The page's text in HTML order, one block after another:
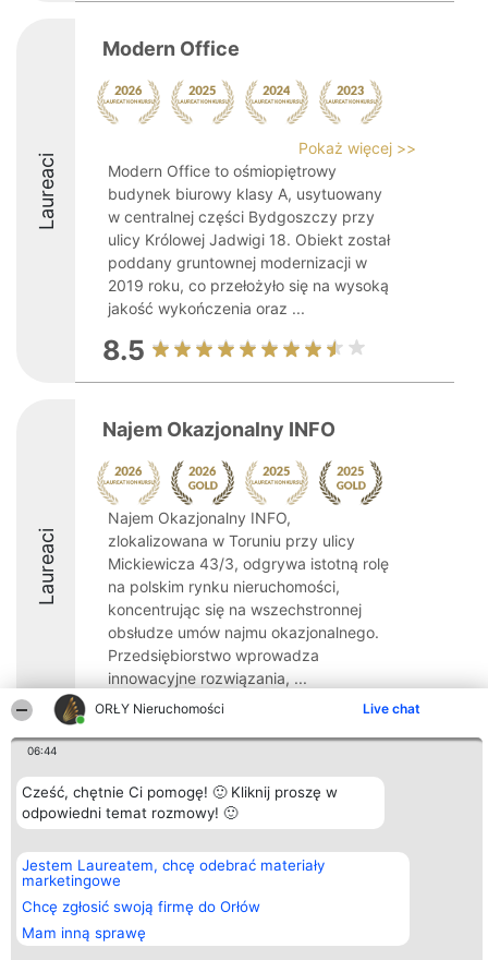
ORŁY Nieruchomości Live chat
06:44
Cześć, chętnie Ci pomogę! 🙂 Kliknij proszę w
odpowiedni temat rozmowy! 🙂
Jestem Laureatem, chcę odebrać materiały
marketingowe
Chcę zgłosić swoją firmę do Orłów
Mam inną sprawę
Laureaci
Modern Office
Pokaż więcej >>
Modern Office to ośmiopiętrowy
budynek biurowy klasy A, usytuowany
w centralnej części Bydgoszczy przy
ulicy Królowej Jadwigi 18. Obiekt został
poddany gruntownej modernizacji w
2019 roku, co przełożyło się na wysoką
jakość wykończenia oraz ...
8.5
Laureaci
Najem Okazjonalny INFO
Najem Okazjonalny INFO,
zlokalizowana w Toruniu przy ulicy
Mickiewicza 43/3, odgrywa istotną rolę
na polskim rynku nieruchomości,
koncentrując się na wszechstronnej
obsłudze umów najmu okazjonalnego.
Przedsiębiorstwo wprowadza
innowacyjne rozwiązania, ...
10
Organizator plebiscytu
Bright Side Solutions sp. z o.
o. sp. k.
Wrocław 50-079
KRS 0000749100 | Regon
381313360 | NIP 8943132676
+48 508 492 400
Plebiscyt
Laureaci
Lista
Laureatów
Polityka
Kontakt